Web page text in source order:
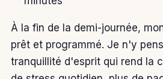
À la fin de la demi-journée,
prêt et programmé. Je n'y
tranquillité d'esprit qui rend la